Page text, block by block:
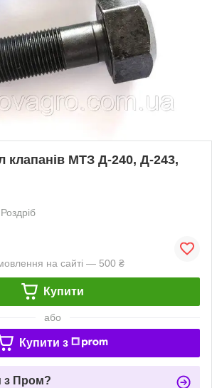
клапанів МТЗ Д-240, Д-243,
Роздріб
на сайті — 500 ₴
Купити
або
Купити з
з Пром?